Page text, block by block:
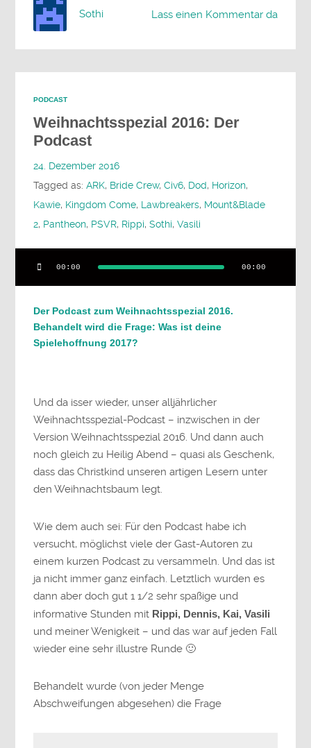
Lass einen Kommentar da
Sothi
PODCAST
Weihnachtsspezial 2016: Der
Podcast
24. Dezember 2016
Tagged as:ARK, Bride Crew,Civ6, Dod, Horizon,
Kawie, Kingdom Come, Lawbreakers, Mount&Blade
2, Pantheon, PSVR, Rippi,Sothi,Vasili
Player
00:00 00:00
Der Podcast zum Weihnachtsspezial 2016.
Behandelt wird die Frage: Was ist deine
Spielehoffnung 2017?
Und da isser wieder, unser alljährlicher
Weihnachtsspezial-Podcast – inzwischen in der
Version Weihnachtsspezial 2016. Und dann auch
noch gleich zu Heilig Abend – quasi als Geschenk,
dass das Christkind unseren artigen Lesern unter
den Weihnachtsbaum legt.
Wie dem auch sei: Für den Podcast habe ich
versucht, möglichst viele der Gast-Autoren zu
einem kurzen Podcast zu versammeln. Und das ist
ja nicht immer ganz einfach. Letztlich wurden es
dann aber doch gut 1 1/2 sehr spaßige und
informative Stunden mit Rippi, Dennis, Kai, Vasili
und meiner Wenigkeit – und das war auf jeden Fall
wieder eine sehr illustre Runde 🙂
Behandelt wurde (von jeder Menge
Abschweifungen abgesehen) die Frage